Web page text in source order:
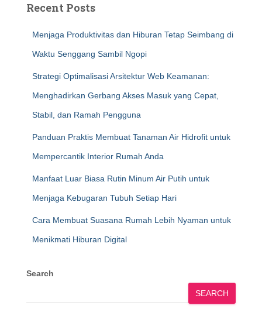
Recent Posts
Menjaga Produktivitas dan Hiburan Tetap Seimbang di
Waktu Senggang Sambil Ngopi
Strategi Optimalisasi Arsitektur Web Keamanan:
Menghadirkan Gerbang Akses Masuk yang Cepat,
Stabil, dan Ramah Pengguna
Panduan Praktis Membuat Tanaman Air Hidrofit untuk
Mempercantik Interior Rumah Anda
Manfaat Luar Biasa Rutin Minum Air Putih untuk
Menjaga Kebugaran Tubuh Setiap Hari
Cara Membuat Suasana Rumah Lebih Nyaman untuk
Menikmati Hiburan Digital
Search
SEARCH